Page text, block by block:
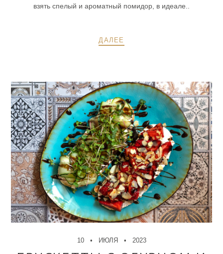
взять спелый и ароматный помидор, в идеале..
ДАЛЕЕ
10 ИЮЛЯ 2023